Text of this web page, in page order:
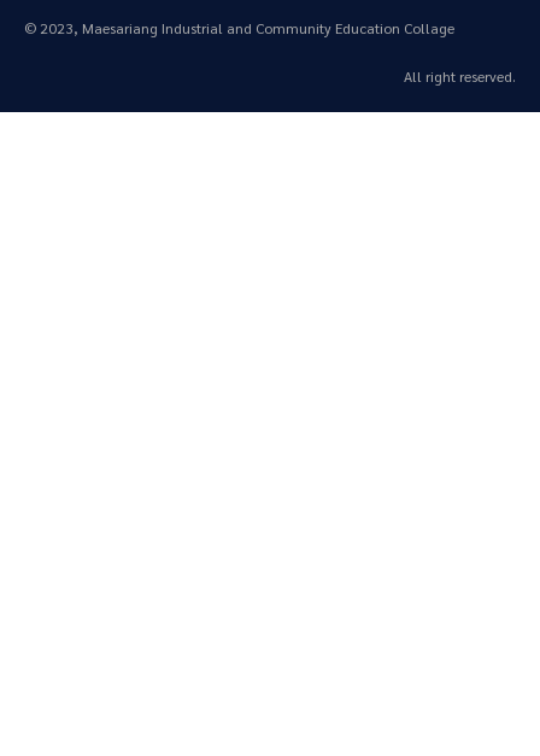
© 2023, Maesariang Industrial and Community Education Collage
All right reserved.